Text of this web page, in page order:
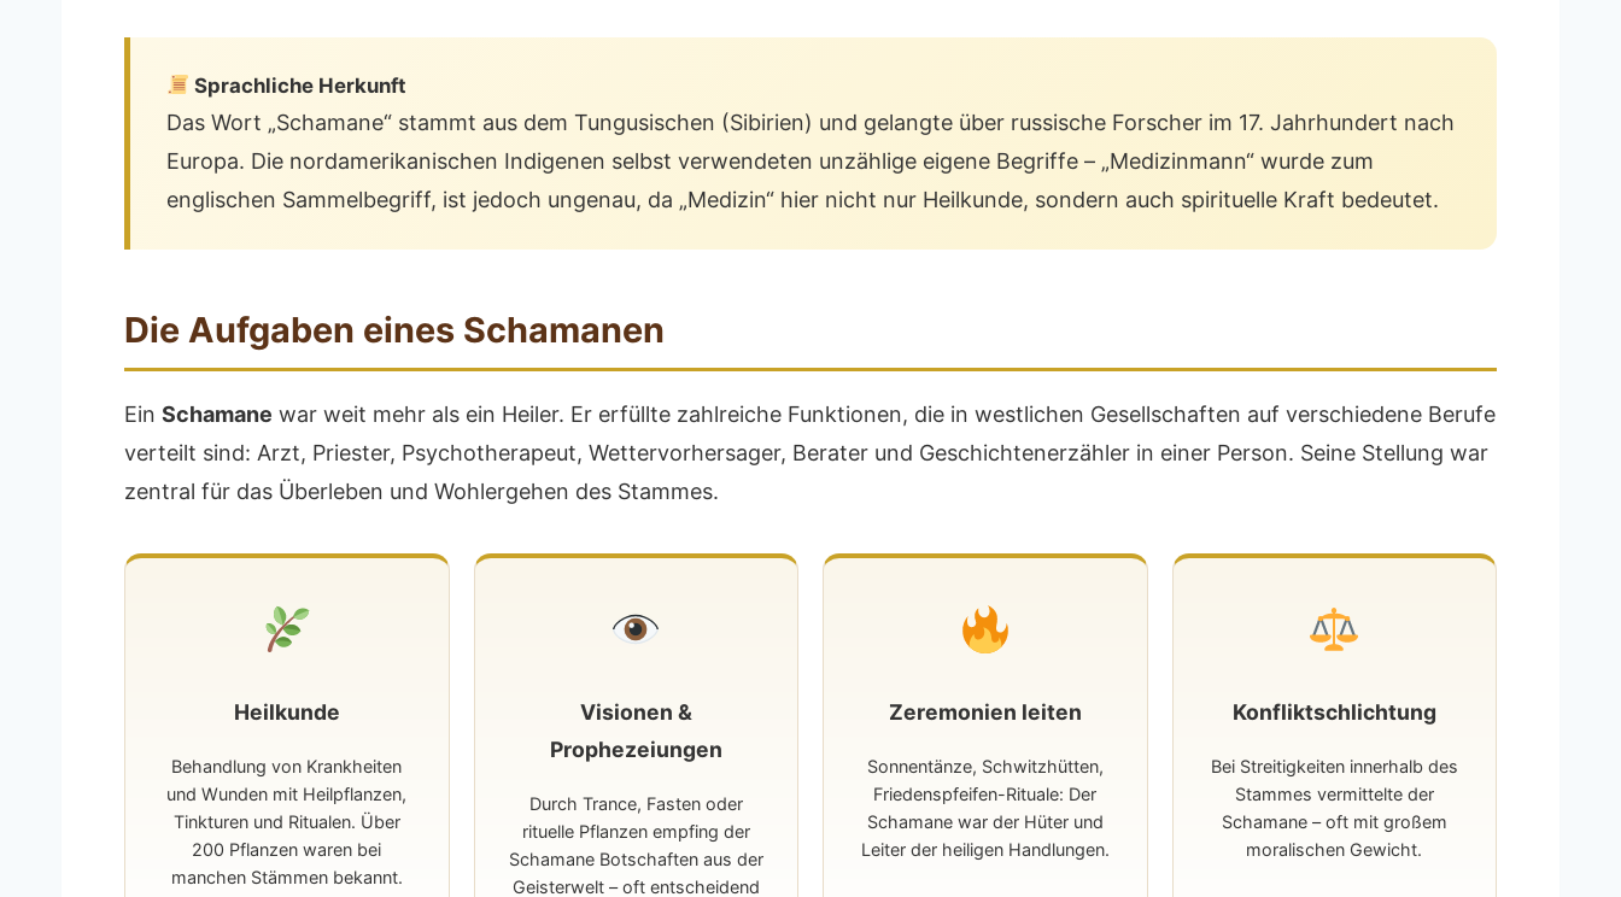
Sprachliche Herkunft
Das Wort „Schamane“ stammt aus dem Tungusischen (Sibirien) und gelangte über russische Forscher im 17. Jahrhundert nach
Europa. Die nordamerikanischen Indigenen selbst verwendeten unzählige eigene Begriffe – „Medizinmann“ wurde zum
englischen Sammelbegriff, ist jedoch ungenau, da „Medizin“ hier nicht nur Heilkunde, sondern auch spirituelle Kraft bedeutet.
Die Aufgaben eines Schamanen
Ein Schamane war weit mehr als ein Heiler. Er erfüllte zahlreiche Funktionen, die in westlichen Gesellschaften auf verschiedene Berufe
verteilt sind: Arzt, Priester, Psychotherapeut, Wettervorhersager, Berater und Geschichtenerzähler in einer Person. Seine Stellung war
zentral für das Überleben und Wohlergehen des Stammes.
Heilkunde
Behandlung von Krankheiten
und Wunden mit Heilpflanzen,
Tinkturen und Ritualen. Über
200 Pflanzen waren bei
manchen Stämmen bekannt.
Visionen &
Prophezeiungen
Durch Trance, Fasten oder
rituelle Pflanzen empfing der
Schamane Botschaften aus der
Geisterwelt – oft entscheidend
Zeremonien leiten
Sonnentänze, Schwitzhütten,
Friedenspfeifen-Rituale: Der
Schamane war der Hüter und
Leiter der heiligen Handlungen.
Konfliktschlichtung
Bei Streitigkeiten innerhalb des
Stammes vermittelte der
Schamane – oft mit großem
moralischen Gewicht.